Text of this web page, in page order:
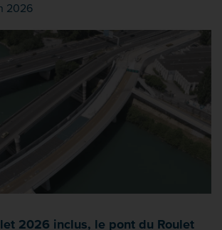
2026
2026 inclus, le pont du Roulet